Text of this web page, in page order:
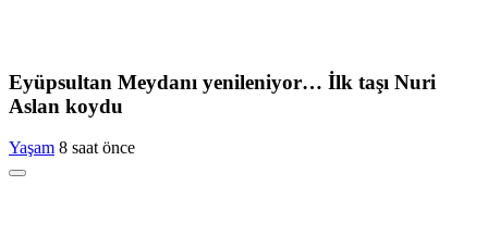
Eyüpsultan Meydanı yenileniyor… İlk taşı Nuri
Aslan koydu
Yaşam 8 saat önce